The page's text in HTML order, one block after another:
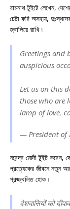
রামনাথ টুইটে লেখেন,
চেষ্টা করি অসহায়,
জ্বালিয়ে রাখি ৷
Greetings and
auspicious
Let us on this
those who are
lamp of love,
— President of
নরেন্দ্র মোদী টুইট করেন,
প্রত্যেকের জীবনে নতুন
প্রজ্জ্বলিত হোক ৷
देशवासियों को